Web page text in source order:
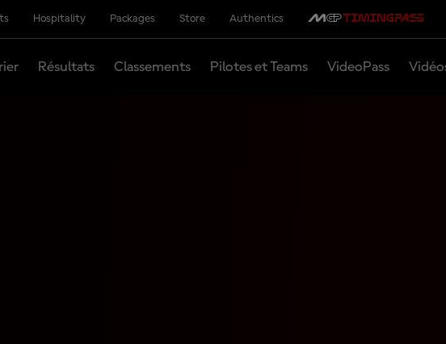
Hospitality Packages Store Authentics
Résultats Classements Pilotes et Teams VideoPass